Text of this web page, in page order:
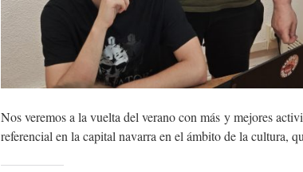
Nos veremos a la vuelta del verano con más y mejores
referencial en la capital navarra en el ámbito de la cultura,